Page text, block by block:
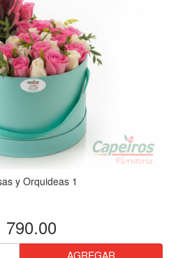
y Orquideas 1
790.00